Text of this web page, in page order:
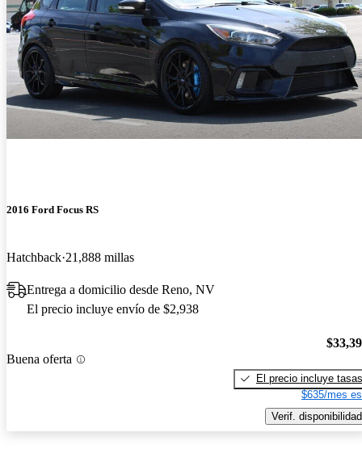
2016 Ford Focus RS
Hatchback 21,888 millas
Entrega a domicilio desde Reno, NV
El precio incluye envío de $2,938
Buena oferta
El precio incluye tasas
$635/mes
Verif. disponibilidad